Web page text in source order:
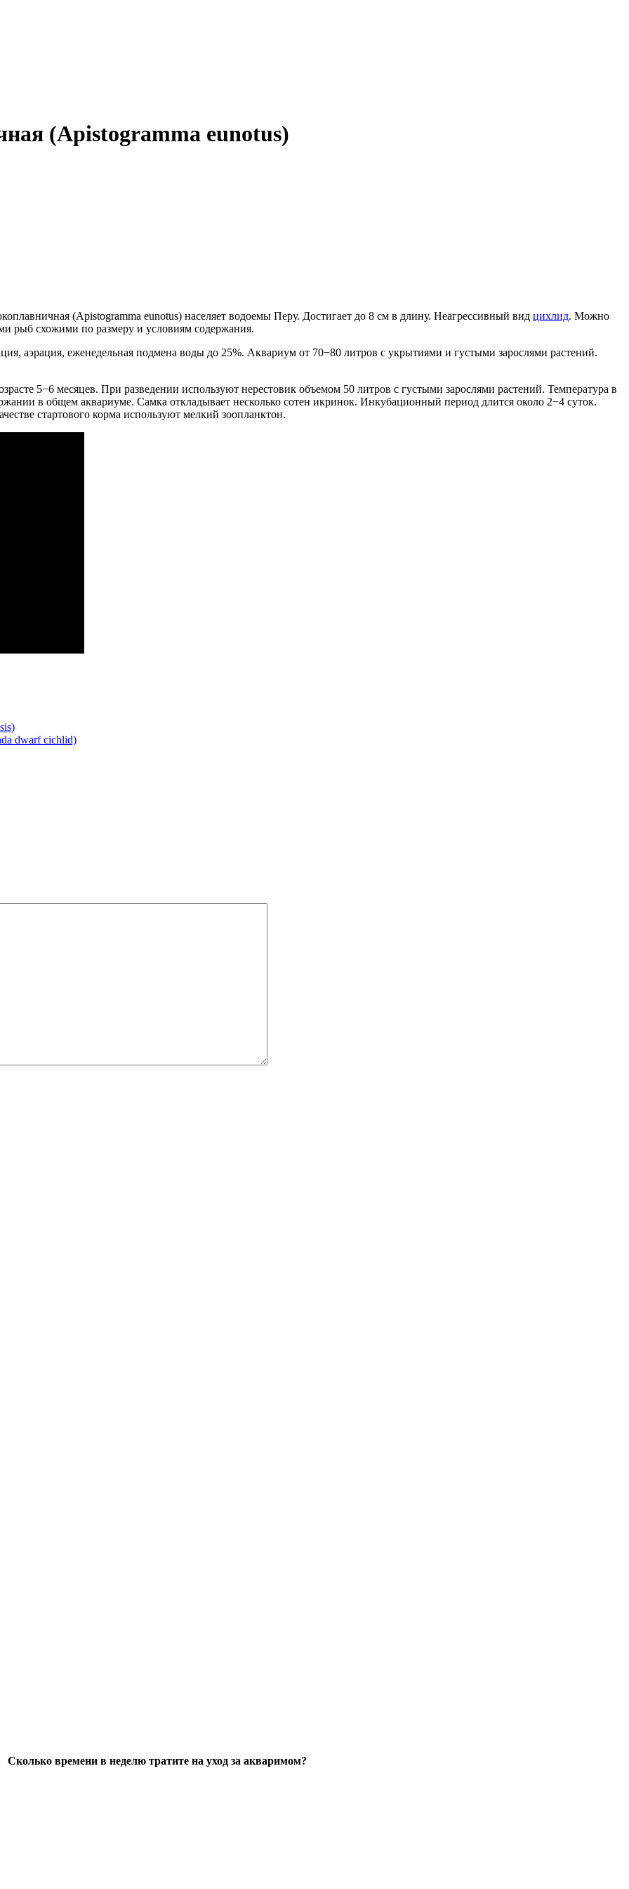
(Apistogramma eunotus)
(Apistogramma eunotus) населяет водоемы Перу. Достигает до 8 см в длину. Неагрессивный вид цихлид. Можно
рыб схожими по размеру и условиям содержания.
аэрация, еженедельная подмена воды до 25%. Аквариум от 70−80 литров с укрытиями и густыми зарослями растений.
5−6 месяцев. При разведении используют нерестовик объемом 50 литров с густыми зарослями растений. Температура в
в общем аквариуме. Самка откладывает несколько сотен икринок. Инкубационный период длится около 2−4 суток.
стартового корма используют мелкий зоопланктон.
dwarf cichlid)
Сколько времени в неделю тратите на уход за акваримом?